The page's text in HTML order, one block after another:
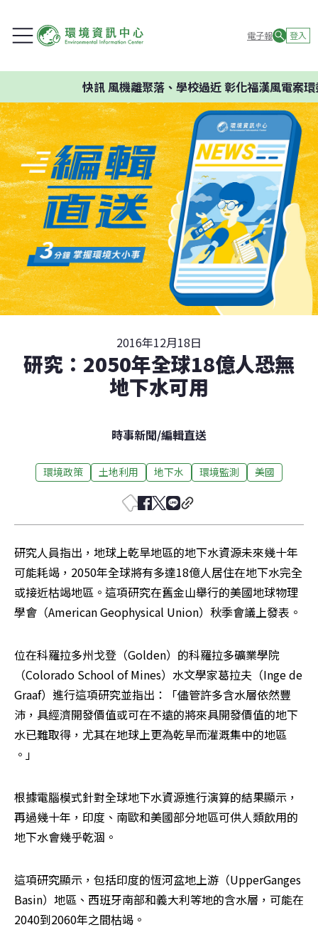
電子報 登入
快訊風機離聚落、學校過近 彰化福漢風電案環
2016年12月18日
研究：2050年全球18億人恐無
地下水可用
時事新聞/編輯直送
環境政策 土地利用 地下水 環境監測 美國
研究人員指出，地球上乾旱地區的地下水資源未來幾十年
可能耗竭，2050年全球將有多達18億人居住在地下水完全
或接近枯竭地區。這項研究在舊金山舉行的美國地球物理
學會（American Geophysical Union）秋季會議上發表。
位在科羅拉多州戈登（Golden）的科羅拉多礦業學院
（Colorado School of Mines）水文學家葛拉夫（Inge de
Graaf）進行這項研究並指出：「儘管許多含水層依然豐
沛，具經濟開發價值或可在不遠的將來具開發價值的地下
水已難取得，尤其在地球上更為乾旱而灌溉集中的地區
。」
根據電腦模式針對全球地下水資源進行演算的結果顯示，
再過幾十年，印度、南歐和美國部分地區可供人類飲用的
地下水會幾乎乾涸。
這項研究顯示，包括印度的恆河盆地上游（UpperGanges
Basin）地區、西班牙南部和義大利等地的含水層，可能在
2040到2060年之間枯竭。